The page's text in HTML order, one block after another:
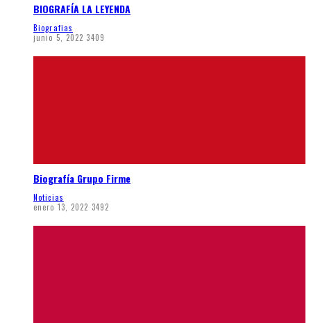
BIOGRAFÍA LA LEYENDA
Biografias
junio 5, 2022 3409
Biografía Grupo Firme
Noticias
enero 13, 2022 3492